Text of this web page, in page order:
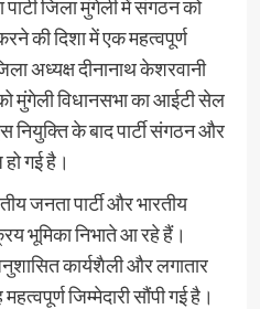
जिला मुंगेली में संगठन को
की दिशा में एक महत्वपूर्ण
अध्यक्ष दीनानाथ केशरवानी
को मुंगेली विधानसभा का आईटी सेल
नियुक्ति के बाद पार्टी संगठन और
हो गई है।
जनता पार्टी और भारतीय
भूमिका निभाते आ रहे हैं।
कार्यशैली और लगातार
जिम्मेदारी सौंपी गई है।